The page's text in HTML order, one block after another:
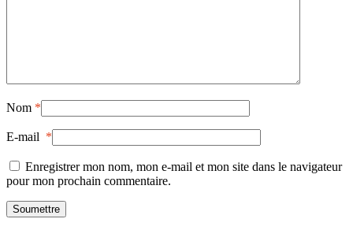
Nom *
E-mail *
Enregistrer mon nom, mon e-mail et mon site dans le navigateur
pour mon prochain commentaire.